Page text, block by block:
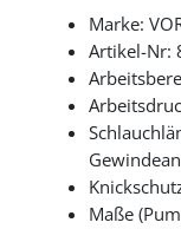
Marke:
Artikel-Nr:
Maße